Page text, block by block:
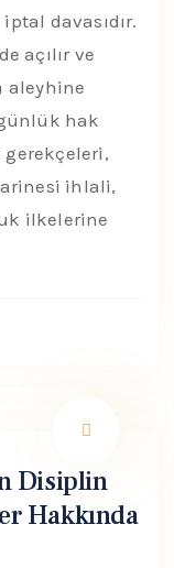
davasıdır.
açılır ve
aleyhine
hak
gerekçeleri,
ihlali,
ilkelerine
Disiplin
Hakkında